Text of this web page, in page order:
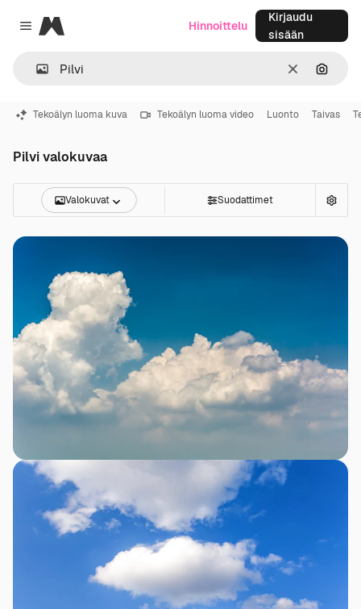
Close menu
Magnific
SelkeäHae
Hinnoittelu
Kirjaudu
sisään
Tekoälyn luoma kuva Tekoälyn luoma video Luonto Taivas
Pilvi valokuvaa
Valokuvat Suodattimet